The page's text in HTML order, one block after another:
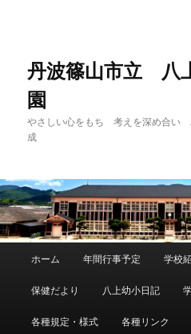
動
丹波篠山市立 八
園
やさしい心をもち 考えを深め合い
成
ホーム 年間行事予定 学校
保健だより 八上幼小日記
各種規定・様式 各種リンク